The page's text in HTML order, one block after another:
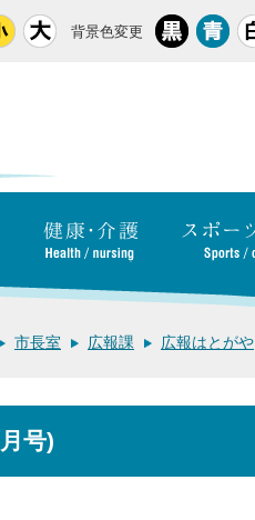
背景色変更
市長室 広報課 広報はとがや
号)